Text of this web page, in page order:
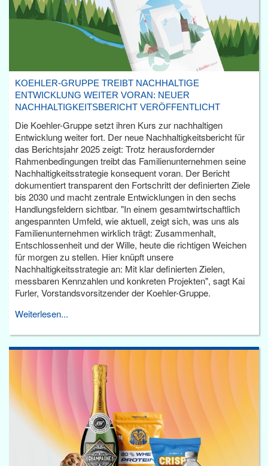
KOEHLER-GRUPPE TREIBT NACHHALTIGE
ENTWICKLUNG WEITER VORAN: NEUER
NACHHALTIGKEITSBERICHT VERÖFFENTLICHT
Die Koehler-Gruppe setzt ihren Kurs zur nachhaltigen
Entwicklung weiter fort. Der neue Nachhaltigkeitsbericht für
das Berichtsjahr 2025 zeigt: Trotz herausfordernder
Rahmenbedingungen treibt das Familienunternehmen seine
Nachhaltigkeitsstrategie konsequent voran. Der Bericht
dokumentiert transparent den Fortschritt der definierten Ziele
bis 2030 und macht zentrale Entwicklungen in den sechs
Handlungsfeldern sichtbar. "In einem gesamtwirtschaftlich
angespannten Umfeld, wie aktuell, zeigt sich, was uns als
Familienunternehmen wirklich trägt: Zusammenhalt,
Entschlossenheit und der Wille, heute die richtigen Weichen
für morgen zu stellen. Hier knüpft unsere
Nachhaltigkeitsstrategie an: Mit klar definierten Zielen,
messbaren Kennzahlen und konkreten Projekten", sagt Kai
Furler, Vorstandsvorsitzender der Koehler-Gruppe.
Weiterlesen...